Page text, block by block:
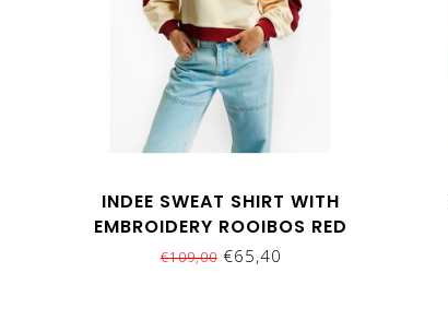
INDEE SWEAT SHIRT WITH
EMBROIDERY ROOIBOS RED
€109,00€65,40